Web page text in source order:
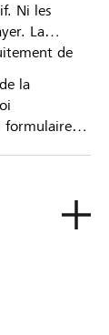
Ni les
La
de
la
formulaire